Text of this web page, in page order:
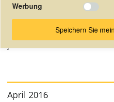
Werbung
Speichern Sie
(In der Zeitung auf die
Dokument zu öffnen).
Januar 2016
April 2016